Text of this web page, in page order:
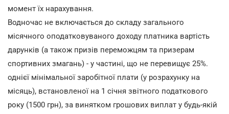
момент їх нарахування.
Водночас не включається до складу загального
місячного оподатковуваного доходу платника вартість
дарунків (а також призів переможцям та призерам
спортивних змагань) - у частині, що не перевищує 25%.
однієї мінімальної заробітної плати (у розрахунку на
місяць), встановленої на 1 січня звітного податкового
року (1500 грн), за винятком грошових виплат у будь-якій